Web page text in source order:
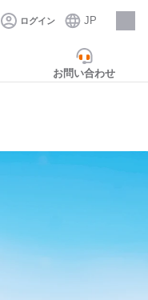
ログイン JP
採用情報
お問い合わせ